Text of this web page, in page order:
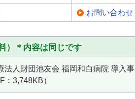
お問い合わせ
）＊内容は同じです
法人財団池友会 福岡和白病院 導入事
：3,748KB）